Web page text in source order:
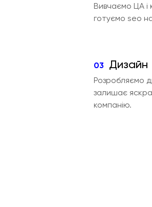
Вивчаємо ЦА і
готуємо seo
03 Дизайн
Розробляємо
залишає
компанію.